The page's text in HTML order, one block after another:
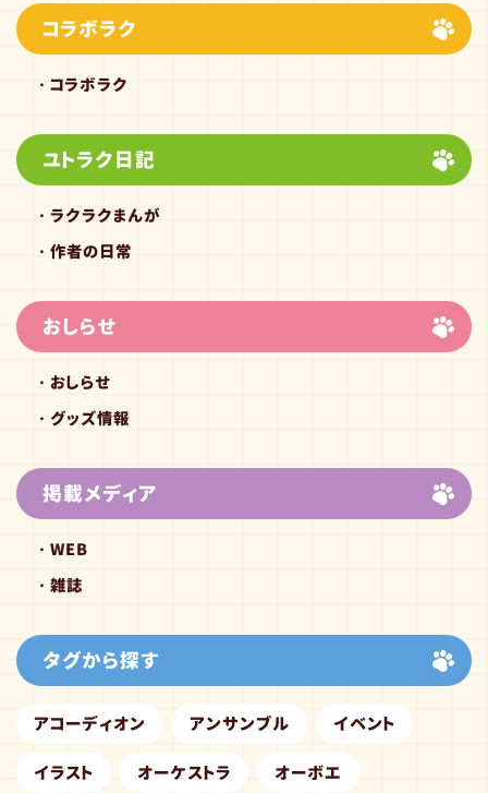
コラボラク
コラボラク
ユトラク日記
ラクラクまんが
作者の日常
おしらせ
おしらせ
グッズ情報
掲載メディア
WEB
雑誌
タグから探す
アコーディオン アンサンブル イベント
イラスト オーケストラ オーボエ